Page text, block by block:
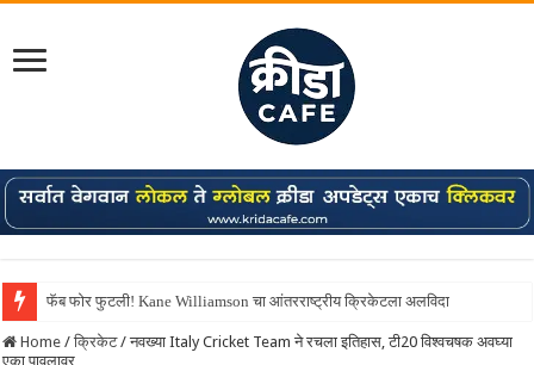
फॅब फोर फुटली! Kane Williamson चा आंतरराष्ट्रीय क्रिकेटला अलविदा
Home / क्रिकेट / नवख्या Italy Cricket Team ने रचला इतिहास, टी20 विश्वचषक अवघ्या
एका पावलावर